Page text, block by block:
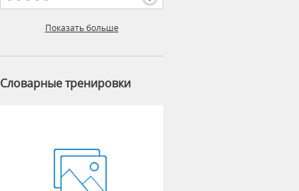
Показать больше
Словарные тренировки